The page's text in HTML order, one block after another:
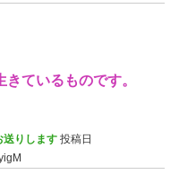
ているものです。
送りします 投稿日